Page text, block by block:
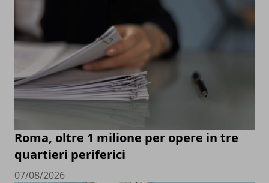
Roma, oltre 1 milione per opere in tre
quartieri periferici
07/08/2026